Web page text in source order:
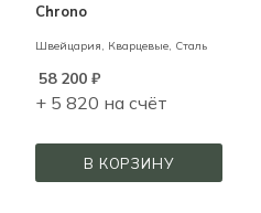
Chrono
Швейцария, Кварцевые, Сталь
58 200₽
+ 5 820 на счёт
В КОРЗИНУ